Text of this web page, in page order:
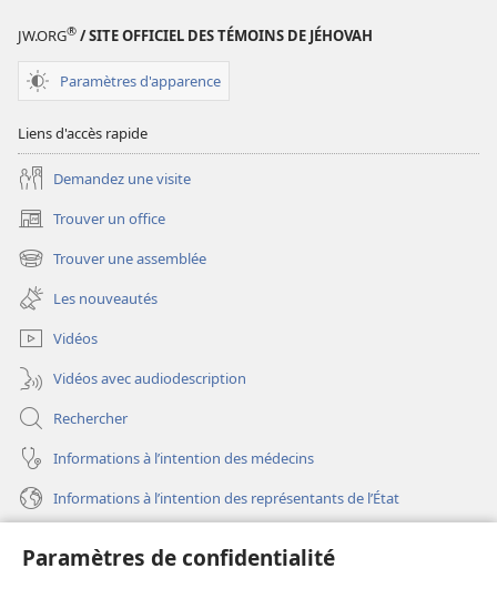
Paramètres de confidentialité
JW.ORG® / SITE OFFICIEL DES TÉMOINS DE JÉHOVAH
Paramètres d'apparence
Liens d'accès rapide
Demandez une visite
Trouver un office
(ouvre
une
nouvelle
fenêtre)
Trouver une assemblée
(ouvre
une
nouvelle
fenêtre)
Les nouveautés
Vidéos
Vidéos avec audiodescription
Rechercher
Informations à l’intention des médecins
Informations à l’intention des représentants de l’État